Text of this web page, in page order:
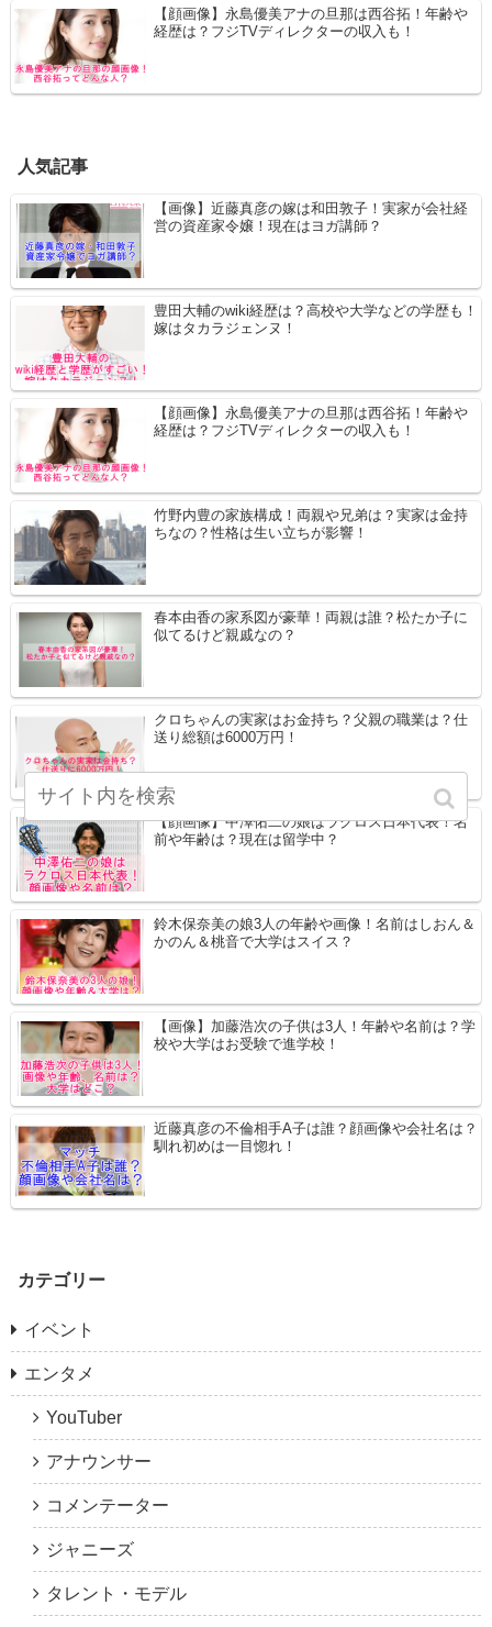
【顔画像】永島優美アナの旦那は西谷拓！年齢や
経歴は？フジTVディレクターの収入も！
人気記事
【画像】近藤真彦の嫁は和田敦子！実家が会社経
営の資産家令嬢！現在はヨガ講師？
豊田大輔のwiki経歴は？高校や大学などの学歴も！
嫁はタカラジェンヌ！
【顔画像】永島優美アナの旦那は西谷拓！年齢や
経歴は？フジTVディレクターの収入も！
竹野内豊の家族構成！両親や兄弟は？実家は金持
ちなの？性格は生い立ちが影響！
春本由香の家系図が豪華！両親は誰？松たか子に
似てるけど親戚なの？
クロちゃんの実家はお金持ち？父親の職業は？仕
送り総額は6000万円！
【顔画像】中澤佑二の娘はラクロス日本代表！名
前や年齢は？現在は留学中？
鈴木保奈美の娘3人の年齢や画像！名前はしおん＆
かのん＆桃音で大学はスイス？
【画像】加藤浩次の子供は3人！年齢や名前は？学
校や大学はお受験で進学校！
近藤真彦の不倫相手A子は誰？顔画像や会社名は？
馴れ初めは一目惚れ！
カテゴリー
イベント
エンタメ
YouTuber
アナウンサー
コメンテーター
ジャニーズ
タレント・モデル